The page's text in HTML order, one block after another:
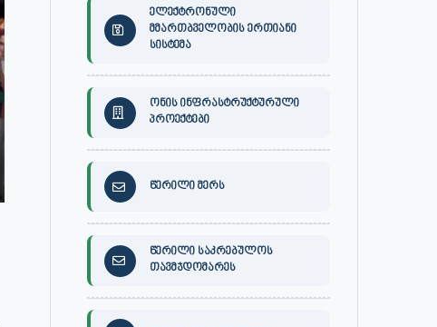
ელექტრონული
მმართბველობის ერთიანი
სისტემა
ონის ინფრასტრუქტურული
პროექტები
წერილი მერს
წერილი საკრებულოს
თავმჯდომარეს